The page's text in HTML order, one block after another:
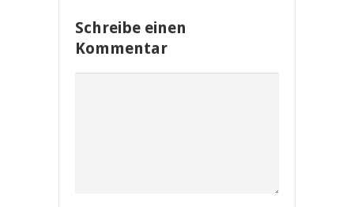
Schreibe einen
Kommentar